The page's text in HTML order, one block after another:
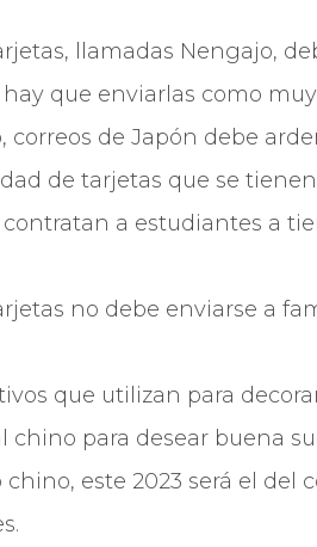
llamadas Nengajo,
que enviarlas como
correos de Japón debe
de tarjetas que se
a estudiantes a
no debe enviarse a
que utilizan para
chino para desear buena
chino, este 2023 será el